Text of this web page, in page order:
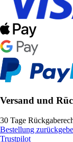
Versand und
30 Tage
Bestellung
Trustpilot